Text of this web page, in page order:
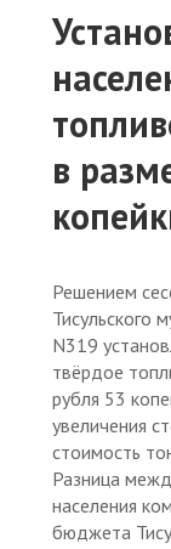
в
Решением
Тисульского
N319
твёрдое
рубля 53
увеличения
стоимость
Разница
населения
бюджета